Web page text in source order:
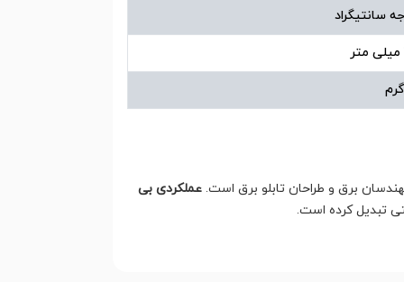
برق و طراحان تابلو برق است. عملکردی بی
تبدیل کرده است.